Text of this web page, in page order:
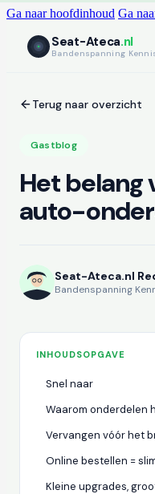
Ga naar hoofdinhoud Ga
Seat-Ateca.nl
Bandenspanning
Terug naar overzicht
Gastblog
Het belang
auto-
Seat-Ateca.nl
Bandenspanning
INHOUDSOPGAVE
Snel naar
Waarom onderdelen
Vervangen vóór het
Online bestellen =
Kleine upgrades,